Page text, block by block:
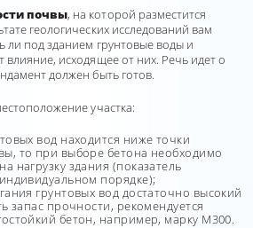
почвы, на которой разместится
геологических исследований вам
ли под зданием грунтовые воды и
влияние, исходящее от них. Речь идет о
должен быть готов.
участка:
вод находится ниже точки
то при выборе бетона необходимо
нагрузку здания (показатель
порядке);
грунтовых вод достаточно высокий
запас прочности, рекомендуется
бетон, например, марку М300.